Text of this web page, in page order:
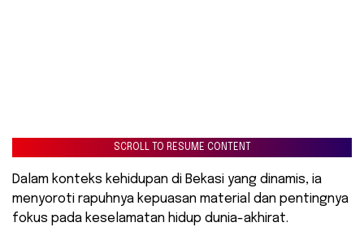
SCROLL TO RESUME CONTENT
Dalam konteks kehidupan di Bekasi yang dinamis, ia
menyoroti rapuhnya kepuasan material dan pentingnya
fokus pada keselamatan hidup dunia-akhirat.